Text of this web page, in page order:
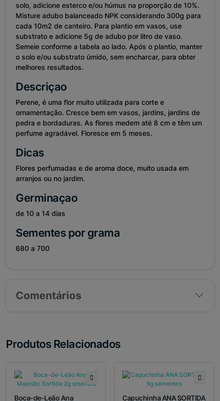
solo, adicione esterco e/ou húmus na proporção de 10%.
Misture adubo balanceado NPK considerando 300g para
cada 10m2 de canteiro. Para plantio em vasos, use
substrato e adicione 5g de adubo por litro de vaso.
Semeie conforme a tabela ao lado. Após o plantio, manter
o solo e/ou substrato úmido, sem encharcar, para obter
melhores resultados.
Descriçao
Perene, é uma flor muito utilizada para corte e
ornamentação. Cresce bem em vasos, jardins, jardins de
pedra e bordaduras. As flores medem até 8 cm e têm um
perfume agradável. Floresce em 5 meses.
Dicas
Flores perfumadas e de aroma doce, muito usada em
arranjos ou no jardim.
Germinaçao
de 10 a 14 dias
Sementes por grama
680 a 700
Comentários
Produtos Relacionados
Boca-de-Leão Ana Capuchinha ANA SORTIDA